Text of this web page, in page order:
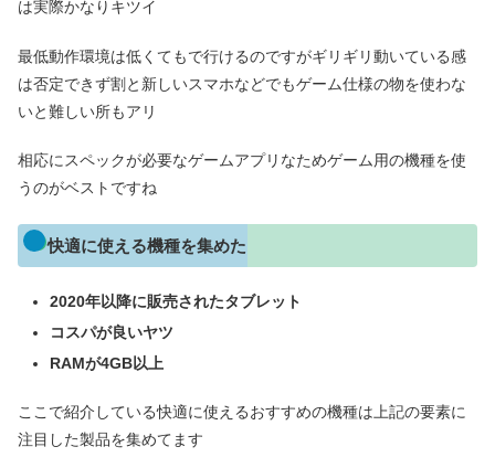
は実際かなりキツイ
最低動作環境は低くてもで行けるのですがギリギリ動いている感
は否定できず割と新しいスマホなどでもゲーム仕様の物を使わな
いと難しい所もアリ
相応にスペックが必要なゲームアプリなためゲーム用の機種を使
うのがベストですね
快適に使える機種を集めた
2020年以降に販売されたタブレット
コスパが良いヤツ
RAMが4GB以上
ここで紹介している快適に使えるおすすめの機種は上記の要素に
注目した製品を集めてます